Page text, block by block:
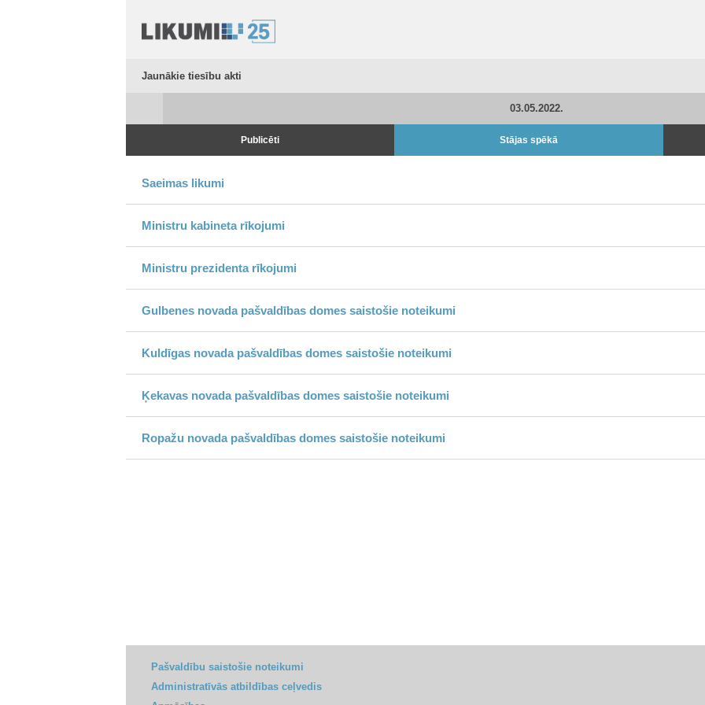
Jaunākie tiesību akti
03.05.2022.
Publicēti Stājas spēkā
Saeimas likumi
Ministru kabineta rīkojumi
Ministru prezidenta rīkojumi
Gulbenes novada pašvaldības domes saistošie noteikumi
Kuldīgas novada pašvaldības domes saistošie noteikumi
Ķekavas novada pašvaldības domes saistošie noteikumi
Ropažu novada pašvaldības domes saistošie noteikumi
Pašvaldību saistošie noteikumi
Administratīvās atbildības ceļvedis